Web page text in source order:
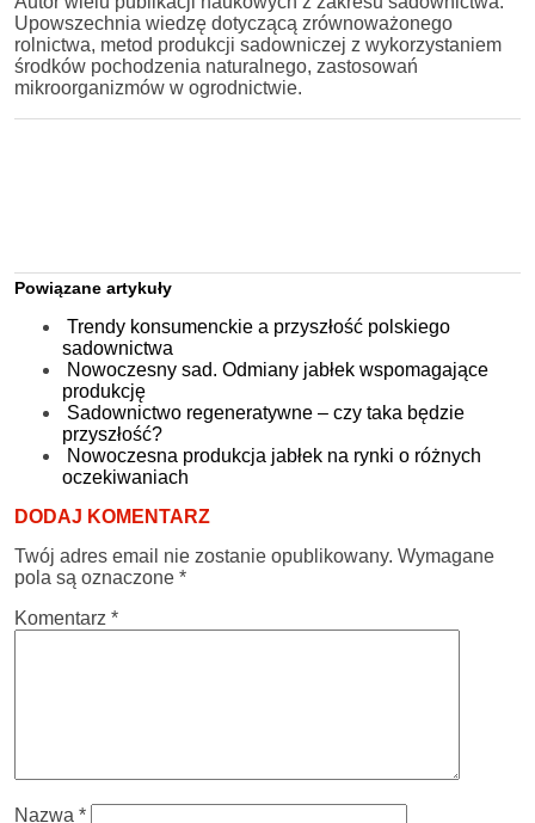
Upowszechnia wiedzę dotyczącą zrównoważonego
rolnictwa, metod produkcji sadowniczej z wykorzystaniem
środków pochodzenia naturalnego, zastosowań
mikroorganizmów w ogrodnictwie.
Powiązane artykuły
Trendy konsumenckie a przyszłość polskiego
sadownictwa
Nowoczesny sad. Odmiany jabłek wspomagające
produkcję
Sadownictwo regeneratywne – czy taka będzie
przyszłość?
Nowoczesna produkcja jabłek na rynki o różnych
oczekiwaniach
DODAJ KOMENTARZ
Twój adres email nie zostanie opublikowany. Wymagane
pola są oznaczone *
Komentarz *
Nazwa *